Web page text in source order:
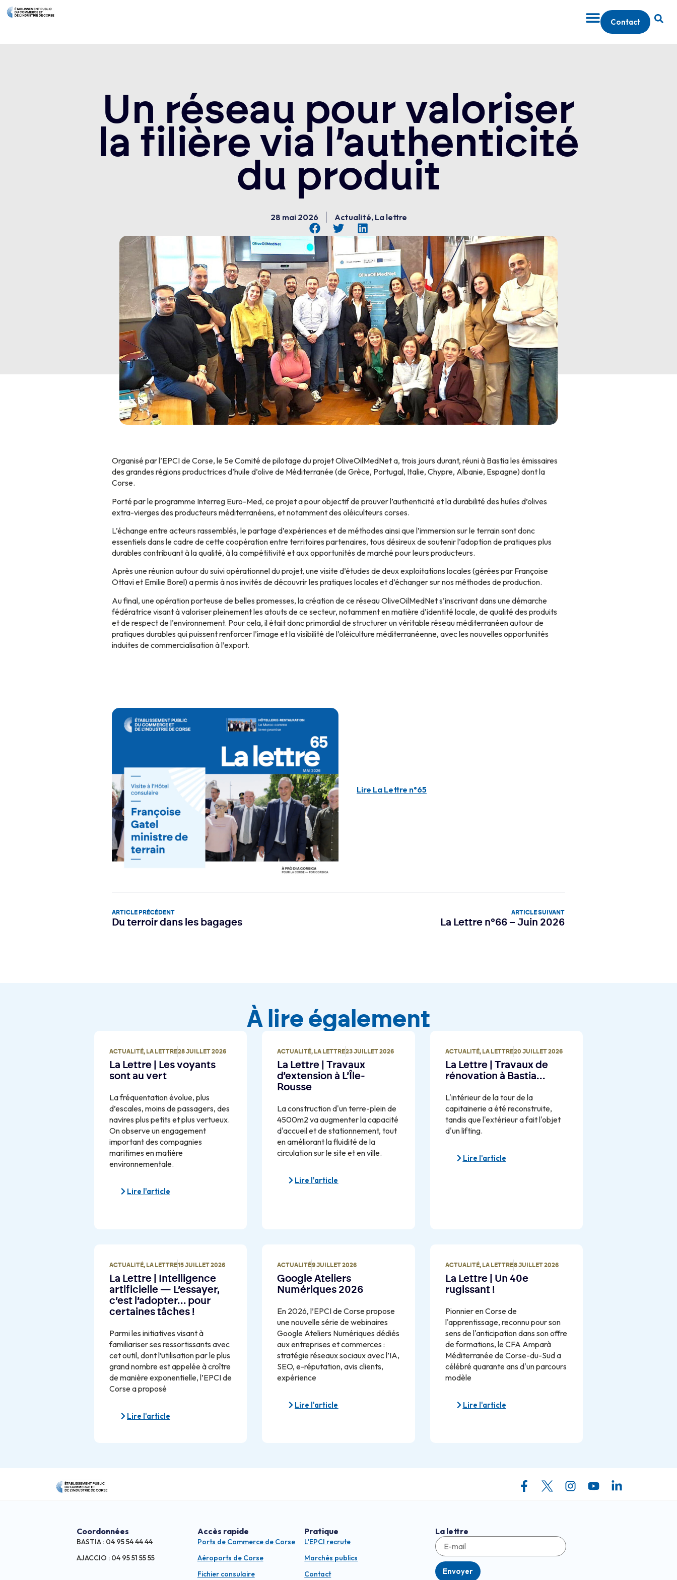
Contact
Un réseau pour valoriser
la filière via l’authenticité
du produit
28 mai 2026 Actualité, La lettre
Organisé par l’EPCI de Corse, le 5e Comité de pilotage du projet OliveOilMedNet a, trois jours durant, réuni à Bastia les émissaires
des grandes régions productrices d’huile d’olive de Méditerranée (de Grèce, Portugal, Italie, Chypre, Albanie, Espagne) dont la
Corse.
Porté par le programme Interreg Euro-Med, ce projet a pour objectif de prouver l’authenticité et la durabilité des huiles d’olives
extra-vierges des producteurs méditerranéens, et notamment des oléiculteurs corses.
L’échange entre acteurs rassemblés, le partage d’expériences et de méthodes ainsi que l’immersion sur le terrain sont donc
essentiels dans le cadre de cette coopération entre territoires partenaires, tous désireux de soutenir l’adoption de pratiques plus
durables contribuant à la qualité, à la compétitivité et aux opportunités de marché pour leurs producteurs.
Après une réunion autour du suivi opérationnel du projet, une visite d’études de deux exploitations locales (gérées par Françoise
Ottavi et Emilie Borel) a permis à nos invités de découvrir les pratiques locales et d’échanger sur nos méthodes de production.
Au final, une opération porteuse de belles promesses, la création de ce réseau OliveOilMedNet s’inscrivant dans une démarche
fédératrice visant à valoriser pleinement les atouts de ce secteur, notamment en matière d’identité locale, de qualité des produits
et de respect de l’environnement. Pour cela, il était donc primordial de structurer un véritable réseau méditerranéen autour de
pratiques durables qui puissent renforcer l’image et la visibilité de l’oléiculture méditerranéenne, avec les nouvelles opportunités
induites de commercialisation à l’export.
Lire La Lettre n°65
ARTICLE PRÉCÉDENT
Du terroir dans les bagages
ARTICLE SUIVANT
La Lettre n°66 – Juin 2026
À lire également
ACTUALITÉ, LA LETTRE28 JUILLET 2026
La Lettre | Les voyants
sont au vert
La fréquentation évolue, plus
d’escales, moins de passagers, des
navires plus petits et plus vertueux.
On observe un engagement
important des compagnies
maritimes en matière
environnementale.
Lire l'article
ACTUALITÉ, LA LETTRE23 JUILLET 2026
La Lettre | Travaux
d’extension à L’Île-
Rousse
La construction d'un terre-plein de
4500m2 va augmenter la capacité
d'accueil et de stationnement, tout
en améliorant la fluidité de la
circulation sur le site et en ville.
Lire l'article
ACTUALITÉ, LA LETTRE20 JUILLET 2026
La Lettre | Travaux de
rénovation à Bastia…
L'intérieur de la tour de la
capitainerie a été reconstruite,
tandis que l'extérieur a fait l'objet
d'un lifting.
Lire l'article
ACTUALITÉ, LA LETTRE15 JUILLET 2026
La Lettre | Intelligence
artificielle — L’essayer,
c’est l’adopter… pour
certaines tâches !
Parmi les initiatives visant à
familiariser ses ressortissants avec
cet outil, dont l’utilisation par le plus
grand nombre est appelée à croître
de manière exponentielle, l’EPCI de
Corse a proposé
Lire l'article
ACTUALITÉ9 JUILLET 2026
Google Ateliers
Numériques 2026
En 2026, l’EPCI de Corse propose
une nouvelle série de webinaires
Google Ateliers Numériques dédiés
aux entreprises et commerces :
stratégie réseaux sociaux avec l’IA,
SEO, e-réputation, avis clients,
expérience
Lire l'article
ACTUALITÉ, LA LETTRE8 JUILLET 2026
La Lettre | Un 40e
rugissant !
Pionnier en Corse de
l'apprentissage, reconnu pour son
sens de l'anticipation dans son offre
de formations, le CFA Amparà
Méditerranée de Corse-du-Sud a
célébré quarante ans d'un parcours
modèle
Lire l'article
Coordonnées
BASTIA : 04 95 54 44 44
AJACCIO : 04 95 51 55 55
Accès rapide
Ports de Commerce de Corse
Aéroports de Corse
Fichier consulaire
Pratique
L'EPCI recrute
Marchés publics
Contact
La lettre
Envoyer